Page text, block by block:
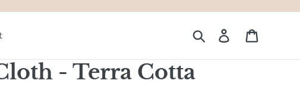
Zoeken Aanmelden
- Terra Cotta